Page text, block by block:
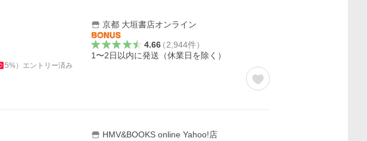
5%） エントリー済み
京都 大垣書店オンライン
4.66（2,944件）
1〜2日以内に発送（休業日を除く）
HMV&BOOKS online Yahoo!店